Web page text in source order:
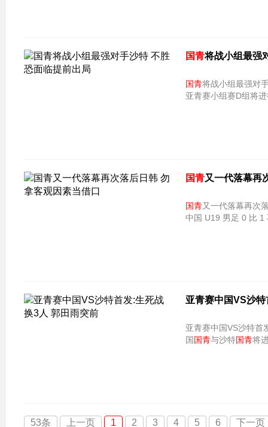
国青将战小组最强
国青将战小组最强对
亚青赛小组赛D组将
国青又一代落幕再
国青又一代落幕再次
中国 U19 男足 0 比 1
亚青赛中国VS沙
亚青赛中国VS沙特首发:生死战换3人 郭
国国青与沙特国青将
53条 上一页 1 2 3 4 5 6 下一页